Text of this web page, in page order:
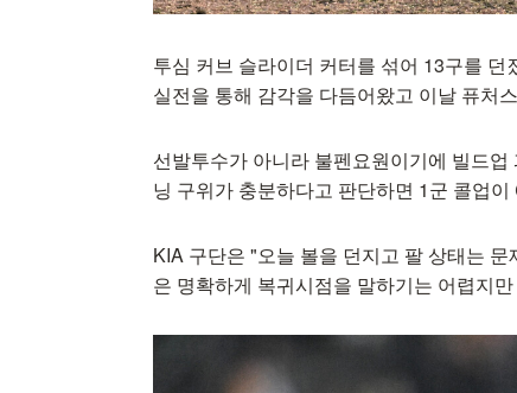
투심 커브 슬라이더 커터를 섞어 13구를
실전을 통해 감각을 다듬어왔고 이날 퓨처
선발투수가 아니라 불펜요원이기에 빌드
닝 구위가 충분하다고 판단하면 1군 콜업이
KIA 구단은 "오늘 볼을 던지고 팔 상태는
은 명확하게 복귀시점을 말하기는 어렵지